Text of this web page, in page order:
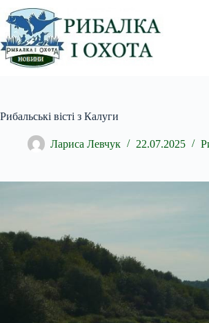
Перейти
до
вмісту
Рибальські вісті з Калуги
Лариса Левчук 22.07.2025